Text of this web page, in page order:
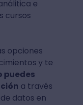
e
cursos
opciones
y te
puedes
a través
datos en